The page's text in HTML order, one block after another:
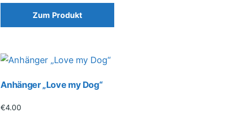
Zum Produkt
Anhänger „Love my Dog“
€4.00